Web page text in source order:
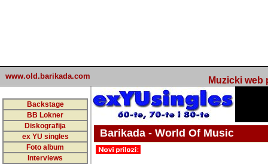
www.old.barikada.com Muzicki web
Backstage
BB Lokner
Diskografija
ex YU singles
Foto album
Interviews
Barikada - World Of Music